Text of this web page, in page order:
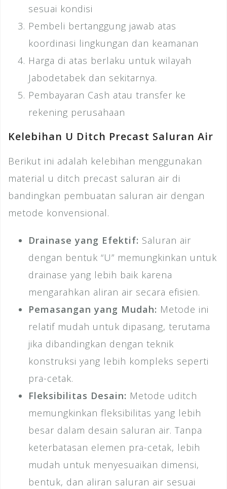
sesuai kondisi
Pembeli bertanggung jawab atas
koordinasi lingkungan dan keamanan
Harga di atas berlaku untuk wilayah
Jabodetabek dan sekitarnya.
Pembayaran Cash atau transfer ke
rekening perusahaan
Kelebihan U Ditch Precast Saluran Air
Berikut ini adalah kelebihan menggunakan
material u ditch precast saluran air di
bandingkan pembuatan saluran air dengan
metode konvensional.
Drainase yang Efektif: Saluran air
dengan bentuk “U” memungkinkan untuk
drainase yang lebih baik karena
mengarahkan aliran air secara efisien.
Pemasangan yang Mudah: Metode ini
relatif mudah untuk dipasang, terutama
jika dibandingkan dengan teknik
konstruksi yang lebih kompleks seperti
pra-cetak.
Fleksibilitas Desain: Metode uditch
memungkinkan fleksibilitas yang lebih
besar dalam desain saluran air. Tanpa
keterbatasan elemen pra-cetak, lebih
mudah untuk menyesuaikan dimensi,
bentuk, dan aliran saluran air sesuai